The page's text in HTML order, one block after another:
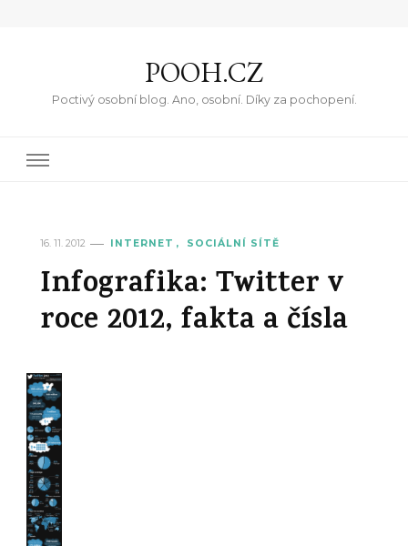
POOH.CZ
Poctivý osobní blog. Ano, osobní. Díky za pochopení.
16. 11. 2012 INTERNET SOCIÁLNÍ SÍTĚ
Infografika: Twitter v
roce 2012, fakta a čísla